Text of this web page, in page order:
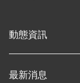
動態資訊
最新消息